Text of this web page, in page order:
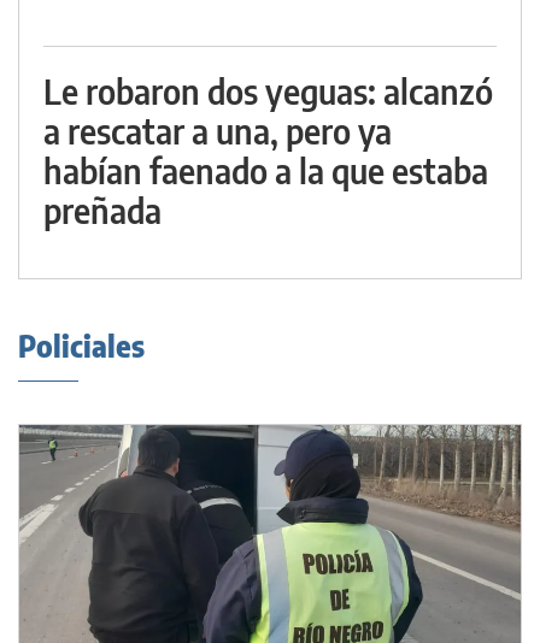
Le robaron dos yeguas: alcanzó
a rescatar a una, pero ya
habían faenado a la que estaba
preñada
Policiales